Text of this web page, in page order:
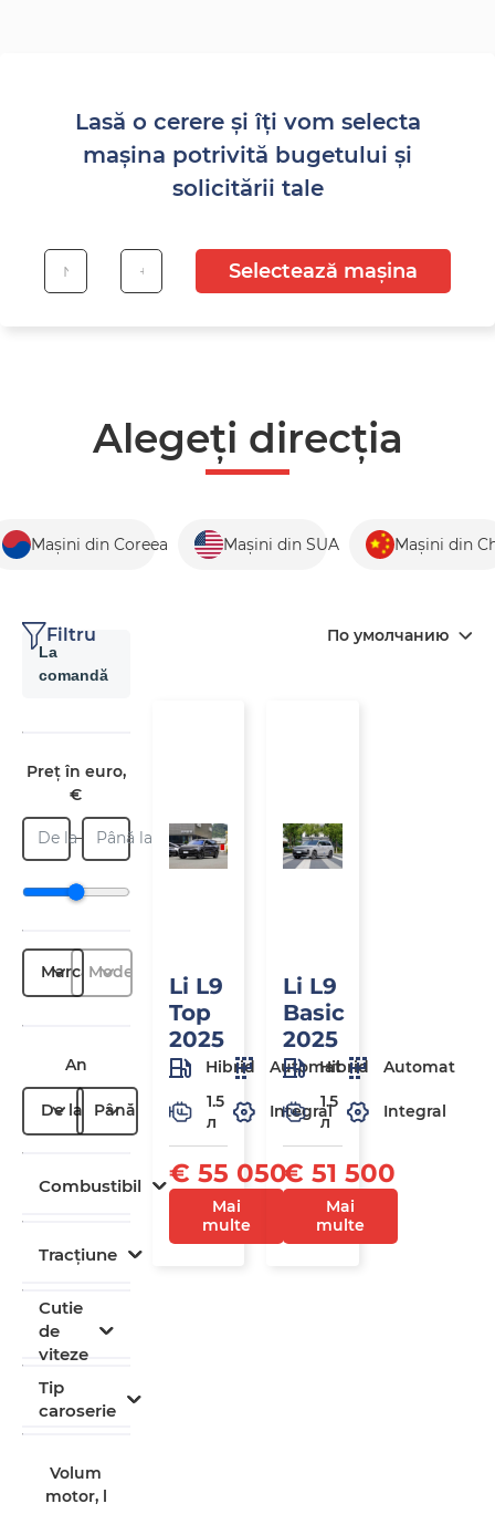
Lasă o cerere și îți vom selecta
mașina potrivită bugetului și
solicitării tale
Selectează mașina
Alegeți direcția
Mașini din Coreea Mașini din SUA Mașini din
Filtru По умолчанию
La
comandă
Preț în euro,
€
De la Până la
MarcăModel
An
De la Până la
Combustibil
Tracțiune
Cutie
de
viteze
Tip
caroserie
Volum
motor, l
Li L9
Top
2025
Hibrid
Automat
1.5
л
Integral
€ 55 050
Mai
multe
Li L9
Basic
2025
Hibrid
Automat
1.5
л
Integral
€ 51 500
Mai
multe